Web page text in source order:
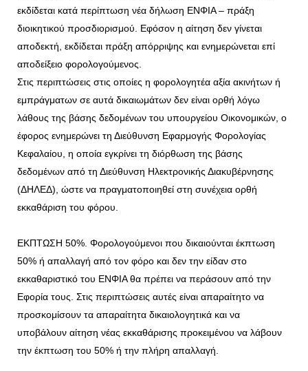
εκδίδεται κατά περίπτωση νέα δήλωση ΕΝΦΙΑ – πράξη
διοικητικού προσδιορισμού. Εφόσον η αίτηση δεν γίνεται
αποδεκτή, εκδίδεται πράξη απόρριψης και ενημερώνεται επί
αποδείξειο φορολογούμενος.
Στις περιπτώσεις στις οποίες η φορολογητέα αξία ακινήτων ή
εμπράγματων σε αυτά δικαιωμάτων δεν είναι ορθή λόγω
λάθους της βάσης δεδομένων του υπουργείου Οικονομικών, ο
έφορος ενημερώνει τη Διεύθυνση Εφαρμογής Φορολογίας
Κεφαλαίου, η οποία εγκρίνει τη διόρθωση της βάσης
δεδομένων από τη Διεύθυνση Ηλεκτρονικής Διακυβέρνησης
(ΔΗΛΕΔ), ώστε να πραγματοποιηθεί στη συνέχεια ορθή
εκκαθάριση του φόρου.
ΕΚΠΤΩΣΗ 50%. Φορολογούμενοι που δικαιούνται έκπτωση
50% ή απαλλαγή από τον φόρο και δεν την είδαν στο
εκκαθαριστικό του ΕΝΦΙΑ θα πρέπει να περάσουν από την
Εφορία τους. Στις περιπτώσεις αυτές είναι απαραίτητο να
προσκομίσουν τα απαραίτητα δικαιολογητικά και να
υποβάλουν αίτηση νέας εκκαθάρισης προκειμένου να λάβουν
την έκπτωση του 50% ή την πλήρη απαλλαγή.